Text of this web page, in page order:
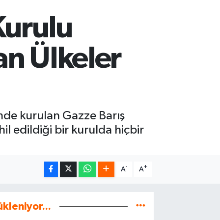
Ülkeler
kurulan Gazze Barış
edildiği bir kurulda hiçbir
A- A+